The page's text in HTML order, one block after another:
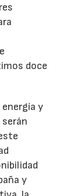
doce
energía y
y